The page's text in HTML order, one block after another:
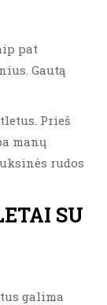
pat
Gautą
Prieš
manų
rudos
SU
galima